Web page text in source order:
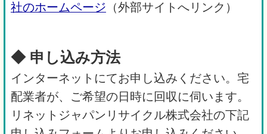
社のホームページ （外部サイトへリンク）
◆ 申し込み方法
インターネットにてお申し込みください。宅
配業者が、ご希望の日時に回収に伺います。
リネットジャパンリサイクル株式会社の下記